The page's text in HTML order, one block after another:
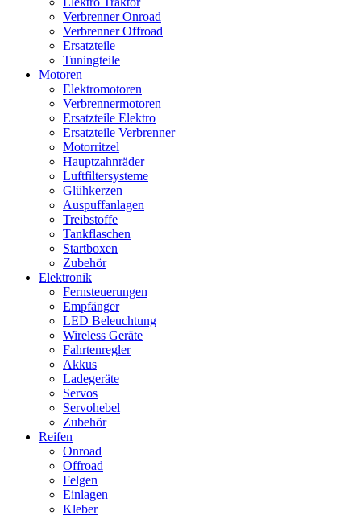
Verbrenner Onroad
Verbrenner Offroad
Ersatzteile
Tuningteile
Motoren
Elektromotoren
Verbrennermotoren
Ersatzteile Elektro
Ersatzteile Verbrenner
Motorritzel
Hauptzahnräder
Luftfiltersysteme
Glühkerzen
Auspuffanlagen
Treibstoffe
Tankflaschen
Startboxen
Zubehör
Elektronik
Fernsteuerungen
Empfänger
LED Beleuchtung
Wireless Geräte
Fahrtenregler
Akkus
Ladegeräte
Servos
Servohebel
Zubehör
Reifen
Onroad
Offroad
Felgen
Einlagen
Kleber